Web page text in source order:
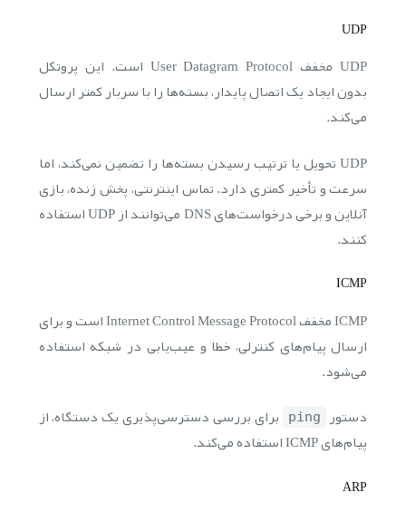
UDP
UDP مخفف User Datagram Protocol است. این پروتکل
بدون ایجاد یک اتصال پایدار، بسته‌ها را با سربار کمتر ارسال
می‌کند.
UDP تحویل یا ترتیب رسیدن بسته‌ها را تضمین نمی‌کند، اما
سرعت و تأخیر کمتری دارد. تماس اینترنتی، پخش زنده، بازی
آنلاین و برخی درخواست‌های DNS می‌توانند از UDP استفاده
کنند.
ICMP
ICMP مخفف Internet Control Message Protocol است و برای
ارسال پیام‌های کنترلی، خطا و عیب‌یابی در شبکه استفاده
می‌شود.
دستور ping
برای بررسی دسترسی‌پذیری یک دستگاه، از
پیام‌های ICMP استفاده می‌کند.
ARP